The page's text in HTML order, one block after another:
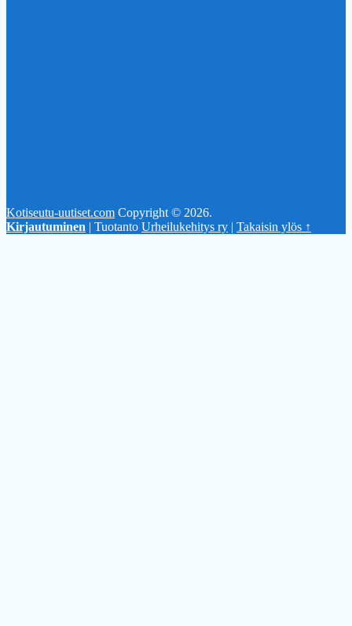
Kotiseutu-uutiset.com Copyright © 2026.
Kirjautuminen | Tuotanto Urheilukehitys ry | Takaisin ylös ↑